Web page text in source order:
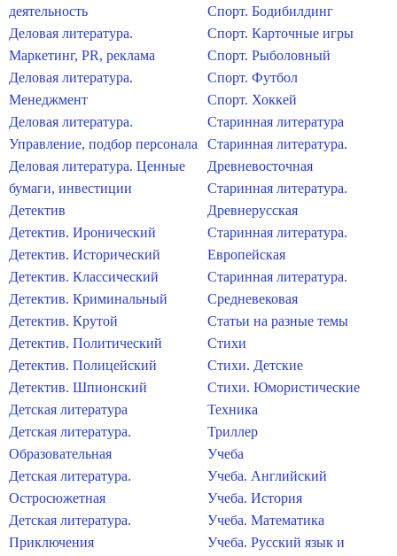
деятельность
Деловая литература.
Маркетинг, PR, реклама
Деловая литература.
Менеджмент
Деловая литература.
Управление, подбор персонала
Деловая литература. Ценные
бумаги, инвестиции
Детектив
Детектив. Иронический
Детектив. Исторический
Детектив. Классический
Детектив. Криминальный
Детектив. Крутой
Детектив. Политический
Детектив. Полицейский
Детектив. Шпионский
Детская литература
Детская литература.
Образовательная
Детская литература.
Остросюжетная
Детская литература.
Приключения
Спорт. Бодибилдинг
Спорт. Карточные игры
Спорт. Рыболовный
Спорт. Футбол
Спорт. Хоккей
Старинная литература
Старинная литература.
Древневосточная
Старинная литература.
Древнерусская
Старинная литература.
Европейская
Старинная литература.
Средневековая
Статьи на разные темы
Стихи
Стихи. Детские
Стихи. Юмористические
Техника
Триллер
Учеба
Учеба. Английский
Учеба. История
Учеба. Математика
Учеба. Русский язык и